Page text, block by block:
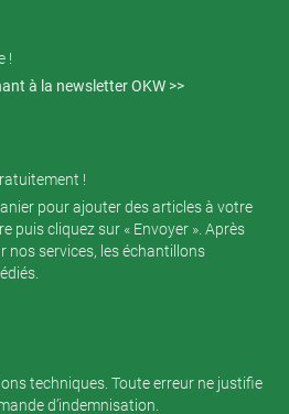
!
à la newsletter OKW >>
!
pour ajouter des articles à votre
puis cliquez sur « Envoyer ». Après
services, les échantillons
techniques. Toute erreur ne justifie
d’indemnisation.